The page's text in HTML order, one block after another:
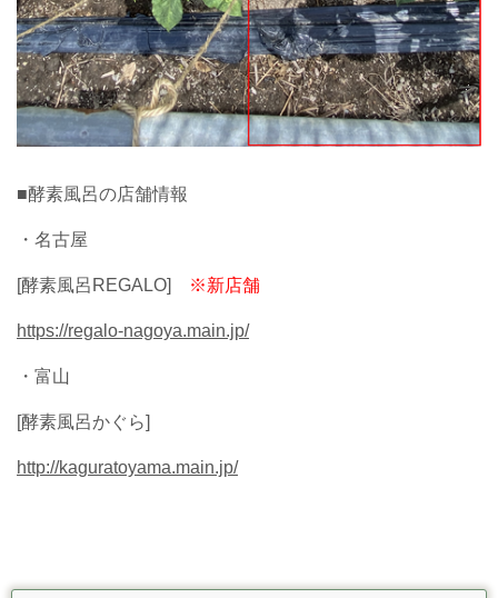
■酵素風呂の店舗情報
・名古屋
[酵素風呂REGALO] ※新店舗
https://regalo-nagoya.main.jp/
・富山
[酵素風呂かぐら]
http://kaguratoyama.main.jp/